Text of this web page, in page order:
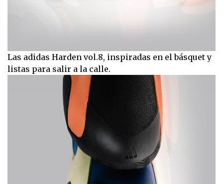
Las adidas Harden vol.8, inspiradas en el básquet y
listas para salir a la calle.